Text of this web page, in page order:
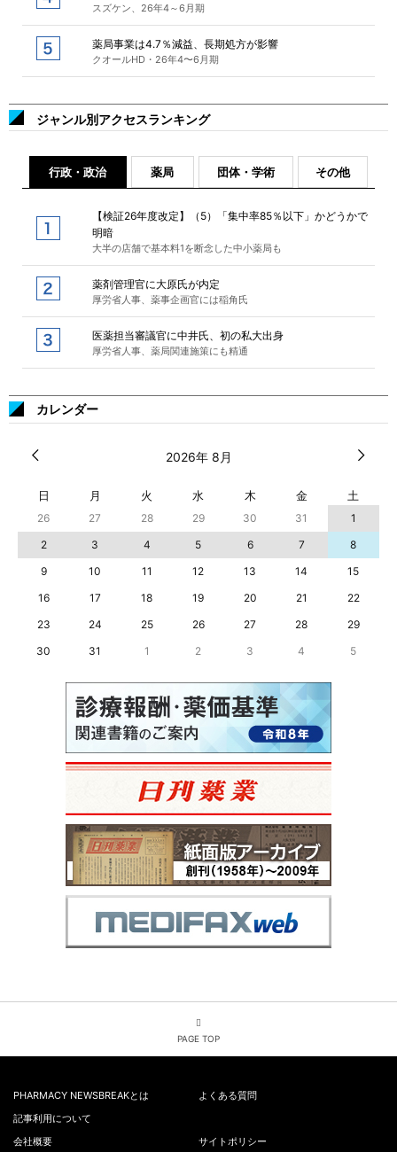
スズケン、26年4～6月期
薬局事業は4.7％減益、長期処方が影響
クオールHD・26年4〜6月期
ジャンル別アクセスランキング
行政・政治 薬局 団体・学術 その他
【検証26年度改定】（5）「集中率85％以下」かどうかで
明暗
大半の店舗で基本料1を断念した中小薬局も
薬剤管理官に大原氏が内定
厚労省人事、薬事企画官には稲角氏
医薬担当審議官に中井氏、初の私大出身
厚労省人事、薬局関連施策にも精通
カレンダー
2026年 8月
日 月 火 水 木 金 土
26 27 28 29 30 31
1
2
3 4 5 6 7
8
9
10 11 12 13 14
15
16
17 18 19 20 21
22
23
24 25 26 27 28
29
30
31 1 2 3 4 5
PAGE TOP
PHARMACY NEWSBREAKとは
よくある質問
記事利用について
会社概要
サイトポリシー